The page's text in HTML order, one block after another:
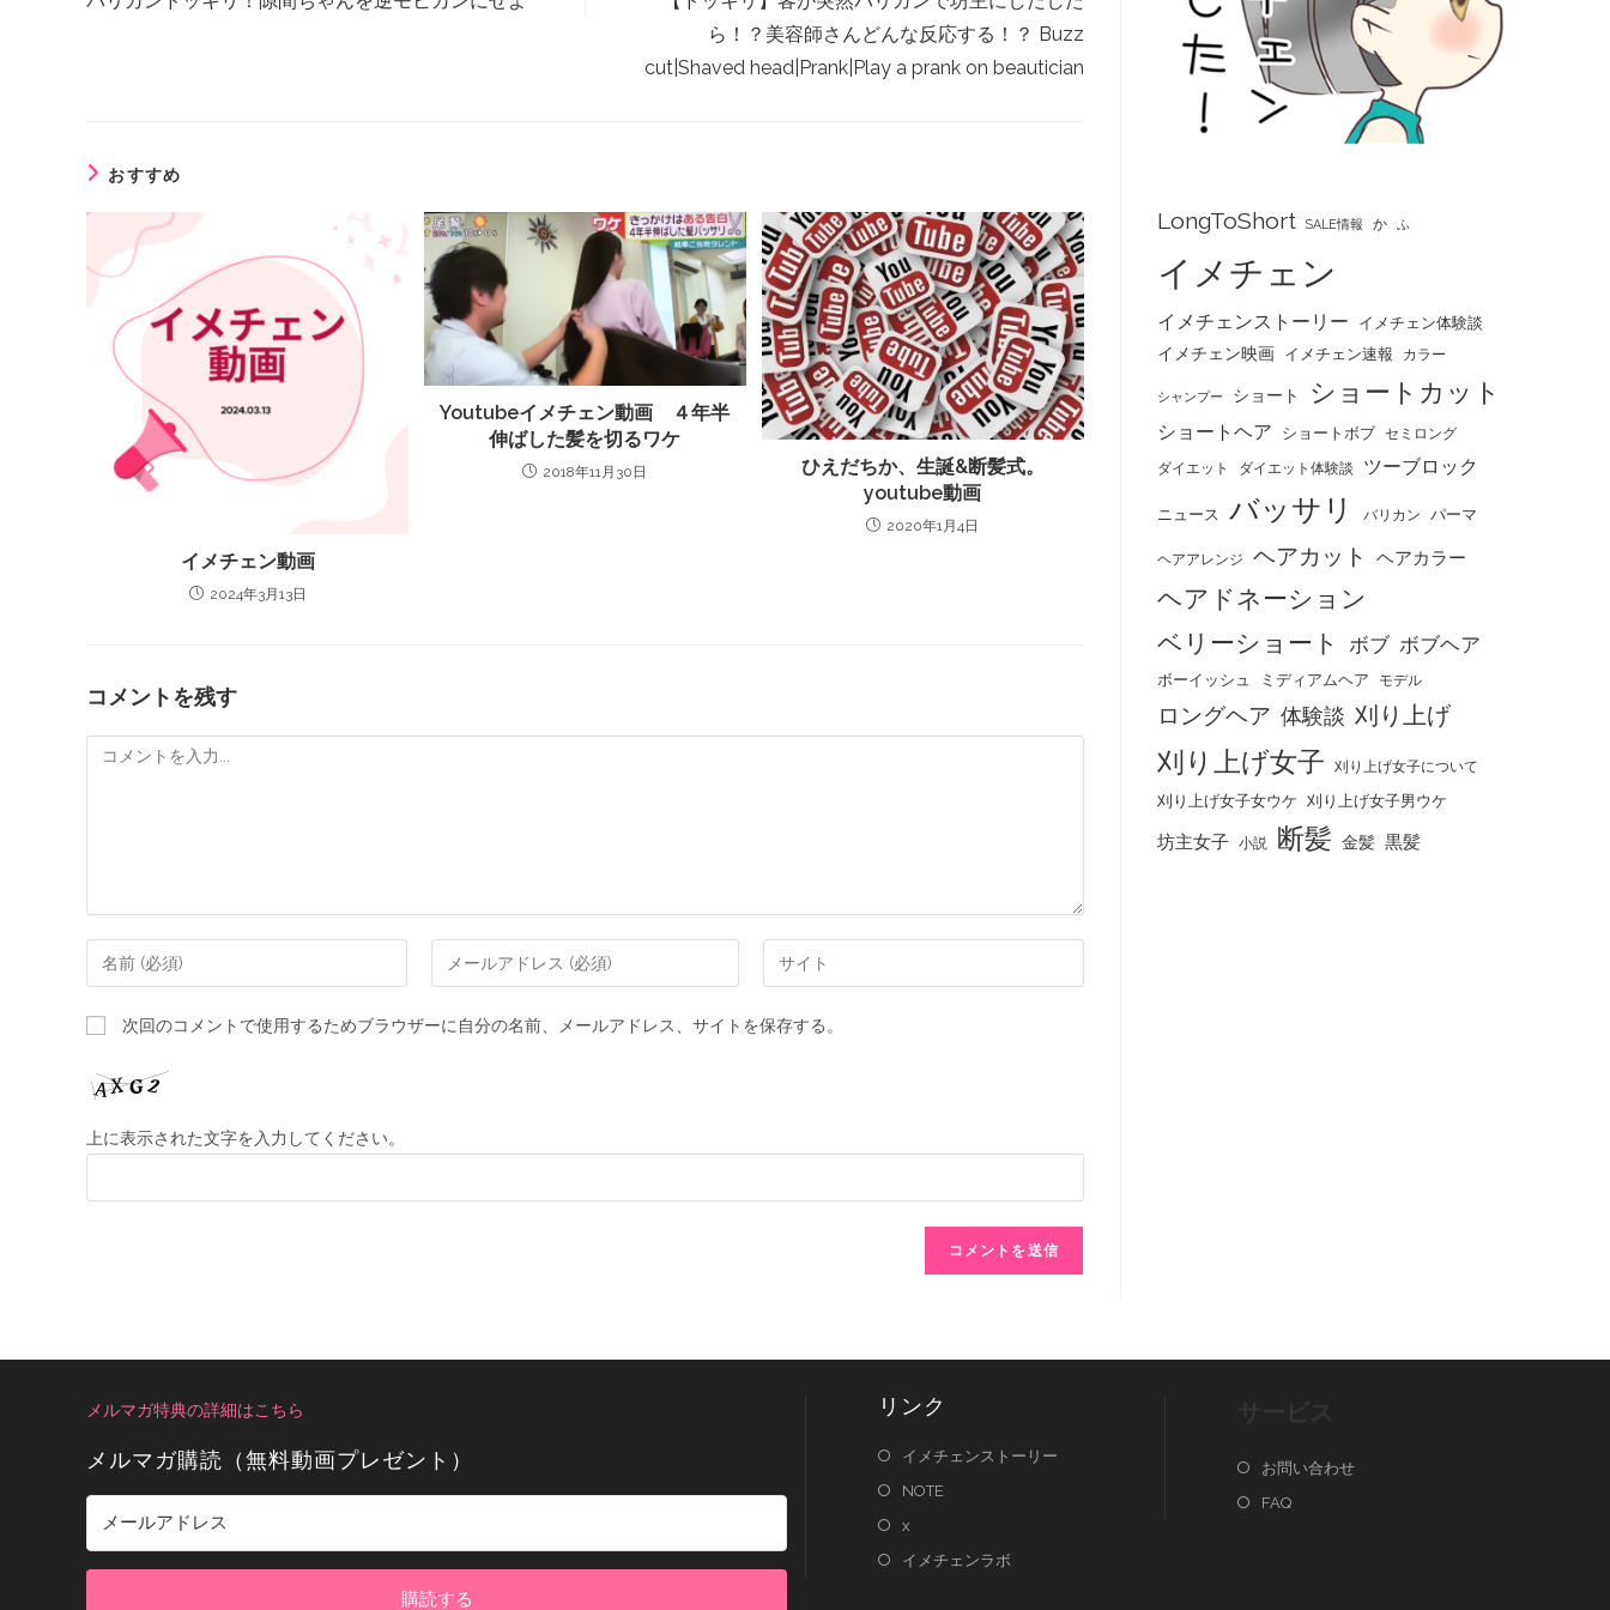
ら！？美容師さんどんな反応する！？ Buzz
cut|Shaved head|Prank|Play a prank on beautician
おすすめ
イメチェン動画
2024年3月13日
Youtubeイメチェン動画 ４年半
伸ばした髪を切るワケ
2018年11月30日
ひえだちか、生誕&断髪式。
youtube動画
2020年1月4日
コメントを残す
次回のコメントで使用するためブラウザーに自分の名前、メールアドレス、サイトを保存する。
上に表示された文字を入力してください。
LongToShort SALE情報 か ふ
イメチェン
イメチェンストーリー イメチェン体験談
イメチェン映画 イメチェン速報 カラー
シャンプー ショート ショートカット
ショートヘア ショートボブ セミロング
ダイエット ダイエット体験談 ツーブロック
ニュース バッサリ バリカン パーマ
ヘアアレンジ ヘアカット ヘアカラー
ヘアドネーション
ベリーショート
ボブ ボブヘア
ボーイッシュ ミディアムヘア モデル
ロングヘア 体験談 刈り上げ
刈り上げ女子 刈り上げ女子について
刈り上げ女子女ウケ 刈り上げ女子男ウケ
坊主女子 小説 断髪 金髪 黒髪
メルマガ特典の詳細はこちら
メルマガ購読（無料動画プレゼント）
購読する
リンク
イメチェンストーリー
NOTE
x
イメチェンラボ
お問い合わせ
FAQ